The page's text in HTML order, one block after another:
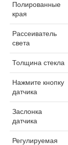
Полированные
края
Рассеиватель
света
Толщина стекла
Нажмите кнопку
датчика
Заслонка
датчика
Регулируемая